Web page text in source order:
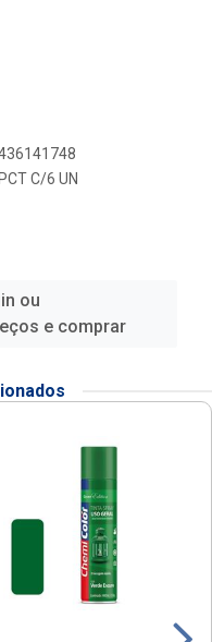
C/6 UN
ou
e comprar